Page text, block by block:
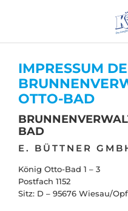
IMPRESSUM
OTTO-BAD
BAD
E. BÜTTNER
König Otto-Bad 1 – 3
Postfach 1152
Sitz: D – 95676 Wiesau/